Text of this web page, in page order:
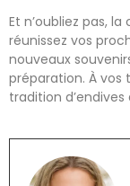
Et n’oubliez pas,
réunissez vos
nouveaux
préparation. À vos
tradition